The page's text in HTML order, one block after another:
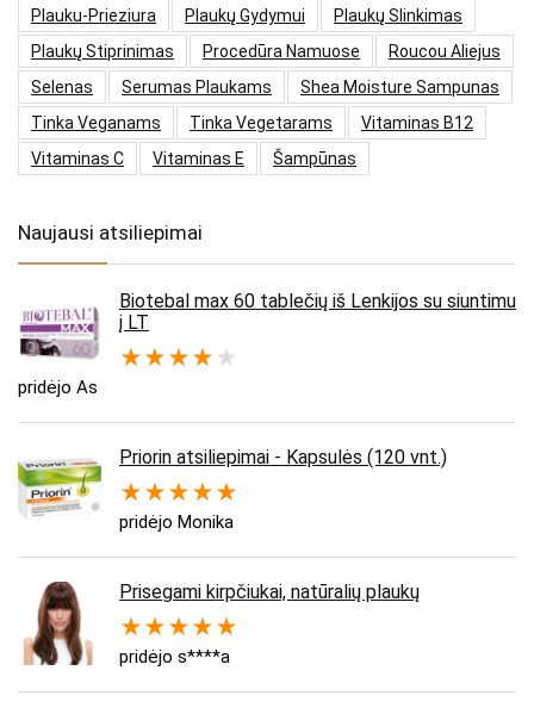
Plauku-Prieziura
Plaukų Gydymui
Plaukų Slinkimas
Plaukų Stiprinimas
Procedūra Namuose
Roucou Aliejus
Selenas
Serumas Plaukams
Shea Moisture Sampunas
Tinka Veganams
Tinka Vegetarams
Vitaminas B12
Vitaminas C
Vitaminas E Šampūnas
Naujausi atsiliepimai
Biotebal max 60 tablečių iš Lenkijos su siuntimu
į LT
★★★★ ★
pridėjo As
Priorin atsiliepimai - Kapsulės (120 vnt.)
★★★★★
pridėjo Monika
Prisegami kirpčiukai, natūralių plaukų
★★★★★
pridėjo s****a